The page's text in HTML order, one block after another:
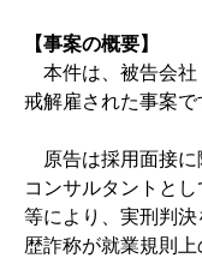
【事案の概要】
本件は、被告会社
戒解雇された事案で
原告は採用面接に
コンサルタントと
等により、実刑判
歴詐称が就業規則